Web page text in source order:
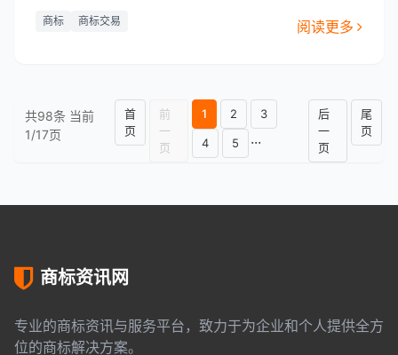
员，也拥有自己独特的优势。这里我们将探讨11类商
商标 商标交易 阅读更多
共98条 当前
1/17页
首
页
前
一
页
1 2 3
4 5 ···
后
一
页
尾
页
商标资讯网
专业的商标资讯与服务平台，致力于为企业和个人提供全方
位的商标解决方案。